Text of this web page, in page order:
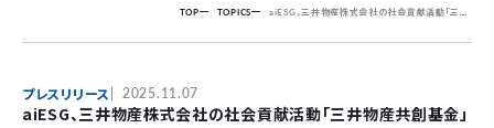
TOP TOPICS aiESG、三井物産株式会社の社会貢献活動「三井物産共創基金」に採択
プレスリリース 2025.11.07
aiESG、三井物産株式会社の社会貢献活動「三井物産共創基金」